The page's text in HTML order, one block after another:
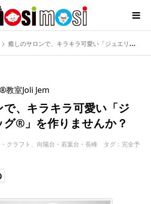
癒しのサロンで、キラキラ可愛い「ジュエリーバッグ®️」を作りませんか？
教室Joli Jem
、キラキラ可愛い「ジ
グ®️」を作りませんか？
クラフト、向陽台・若葉台・長峰 タグ：完全予